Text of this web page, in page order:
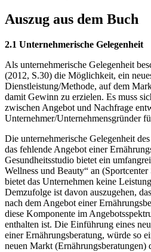
Auszug aus dem Buch
2.1 Unternehmerische Gelegenheit
Als unternehmerische Gelegenheit
(2012, S.30) die Möglichkeit, ein
Dienstleistung/Methode, auf dem
damit Gewinn zu erzielen. Es muss
zwischen Angebot und Nachfrage
Unternehmer/Unternehmensgründer
Die unternehmerische Gelegenheit
das fehlende Angebot einer
Gesundheitsstudio bietet ein
Wellness und Beauty“ an
bietet das Unternehmen keine
Demzufolge ist davon auszugehen,
nach dem Angebot einer
diese Komponente im
enthalten ist. Die Einführung eines
einer Ernährungsberatung, würde so
neuen Markt (Ernährungsberatungen)